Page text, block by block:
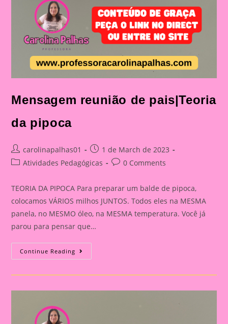
Mensagem reunião de pais|Teoria
da pipoca
Post
author:
carolinapalhas01
Post
published:
1 de March de 2023
PostAtividades Pedagógicas
Post0 Comments
TEORIA DA PIPOCA Para preparar um balde de pipoca,
colocamos VÁRIOS milhos JUNTOS. Todos eles na MESMA
panela, no MESMO óleo, na MESMA temperatura. Você já
parou para pensar que…
Continue Reading Mensagem
Reunião
Pais|Teoria